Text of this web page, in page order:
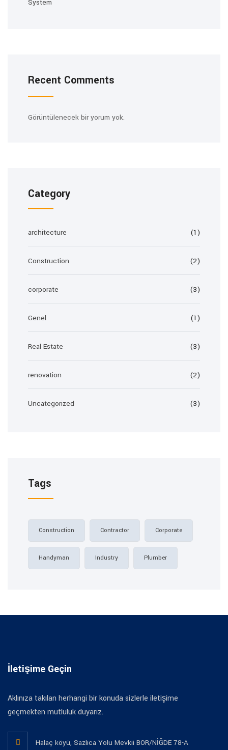
System
Recent Comments
Görüntülenecek bir yorum yok.
Category
architecture (1)
Construction (2)
corporate (3)
Genel (1)
Real Estate (3)
renovation (2)
Uncategorized (3)
Tags
Construction Contractor Corporate
Handyman Industry Plumber
İletişime Geçin
Aklınıza takılan herhangi bir konuda sizlerle iletişime
geçmekten mutluluk duyarız.
Halaç köyü, Sazlıca Yolu Mevkii BOR/NİĞDE 78-A